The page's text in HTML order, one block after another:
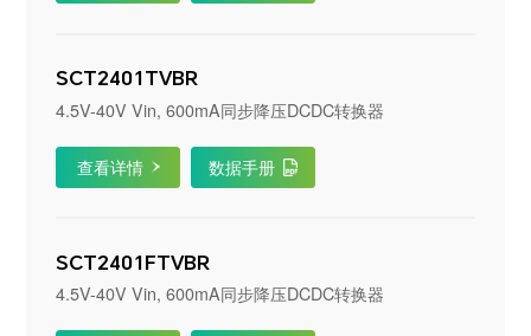
SCT2401TVBR
4.5V-40V Vin, 600mA同步降压DCDC转换器
查看详情 数据手册
SCT2401FTVBR
4.5V-40V Vin, 600mA同步降压DCDC转换器